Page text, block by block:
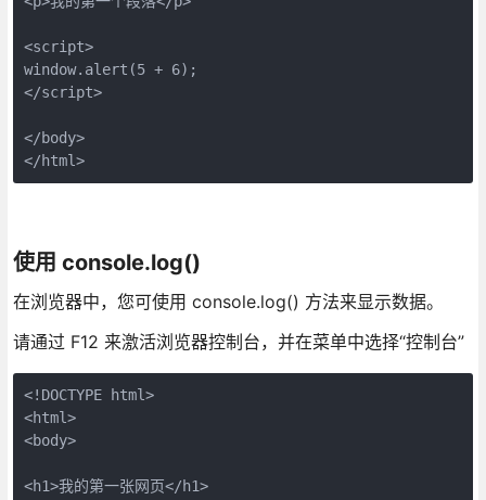
<script>
window.alert(5 + 6);
</script>
</body>
</html>
使用 console.log()
在浏览器中，您可使用 console.log() 方法来显示数据。
请通过 F12 来激活浏览器控制台，并在菜单中选择“控制台”
<!DOCTYPE html>
<html>
<body>
<h1>我的第一张网页</h1>